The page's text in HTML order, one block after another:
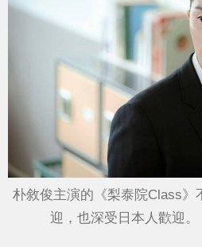
朴敘俊主演的《梨泰院Class》
迎，也深受日本人歡迎。